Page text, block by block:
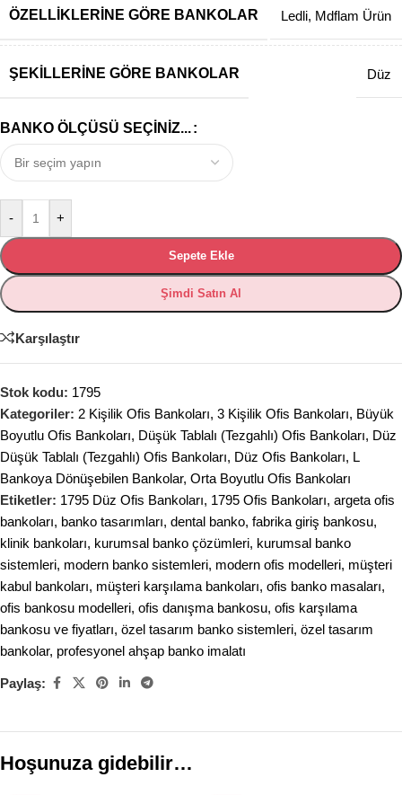
ÖZELLIKLERINE GÖRE BANKOLAR Ledli, Mdflam Ürün
ŞEKILLERINE GÖRE BANKOLAR Düz
BANKO ÖLÇÜSÜ SEÇINIZ...
- +
Sepete Ekle
Şimdi Satın Al
Karşılaştır
Stok kodu: 1795
Kategoriler: 2 Kişilik Ofis Bankoları, 3 Kişilik Ofis Bankoları, Büyük
Boyutlu Ofis Bankoları, Düşük Tablalı (Tezgahlı) Ofis Bankoları, Düz
Düşük Tablalı (Tezgahlı) Ofis Bankoları, Düz Ofis Bankoları, L
Bankoya Dönüşebilen Bankolar, Orta Boyutlu Ofis Bankoları
Etiketler: 1795 Düz Ofis Bankoları, 1795 Ofis Bankoları, argeta ofis
bankoları, banko tasarımları, dental banko, fabrika giriş bankosu,
klinik bankoları, kurumsal banko çözümleri, kurumsal banko
sistemleri, modern banko sistemleri, modern ofis modelleri, müşteri
kabul bankoları, müşteri karşılama bankoları, ofis banko masaları,
ofis bankosu modelleri, ofis danışma bankosu, ofis karşılama
bankosu ve fiyatları, özel tasarım banko sistemleri, özel tasarım
bankolar, profesyonel ahşap banko imalatı
Paylaş:
Hoşunuza gidebilir…